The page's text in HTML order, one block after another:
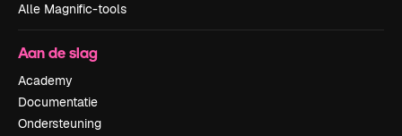
Alle Magnific-tools
Aan de slag
Academy
Documentatie
Ondersteuning